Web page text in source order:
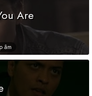
Are
âm